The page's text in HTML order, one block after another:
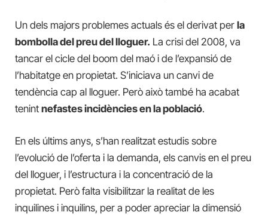
Un dels majors problemes actuals és el derivat per la
bombolla del preu del lloguer. La crisi del 2008, va
tancar el cicle del boom del maó i de l’expansió de
l’habitatge en propietat. S’iniciava un canvi de
tendència cap al lloguer. Però això també ha acabat
tenint nefastes incidències en la població.
En els últims anys, s’han realitzat estudis sobre
l’evolució de l’oferta i la demanda, els canvis en el preu
del lloguer, i l’estructura i la concentració de la
propietat. Però falta visibilitzar la realitat de les
inquilines i inquilins, per a poder apreciar la dimensió